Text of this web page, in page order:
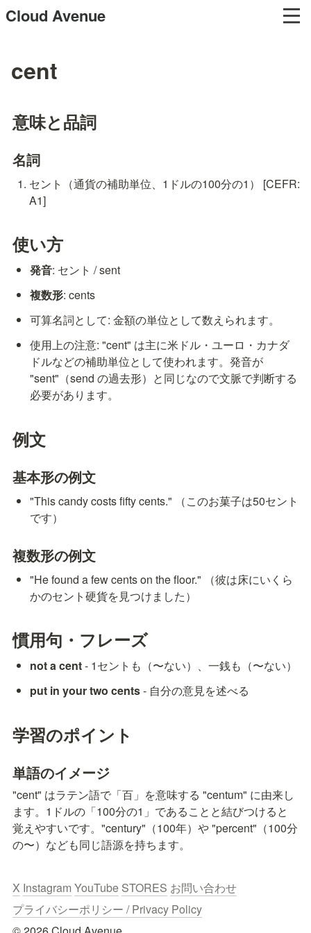
Cloud Avenue
cent
意味と品詞
名詞
セント（通貨の補助単位、1ドルの100分の1） [CEFR:
A1]
使い方
発音: セント / sent
複数形: cents
可算名詞として: 金額の単位として数えられます。
使用上の注意: "cent" は主に米ドル・ユーロ・カナダ
ドルなどの補助単位として使われます。発音が
"sent"（send の過去形）と同じなので文脈で判断する
必要があります。
例文
基本形の例文
"This candy costs fifty cents." （このお菓子は50セント
です）
複数形の例文
"He found a few cents on the floor." （彼は床にいくら
かのセント硬貨を見つけました）
慣用句・フレーズ
not a cent - 1セントも（〜ない）、一銭も（〜ない）
put in your two cents - 自分の意見を述べる
学習のポイント
単語のイメージ
"cent" はラテン語で「百」を意味する "centum" に由来し
ます。1ドルの「100分の1」であることと結びつけると
覚えやすいです。"century"（100年）や "percent"（100分
の〜）なども同じ語源を持ちます。
X Instagram YouTube STORES お問い合わせ
プライバシーポリシー / Privacy Policy